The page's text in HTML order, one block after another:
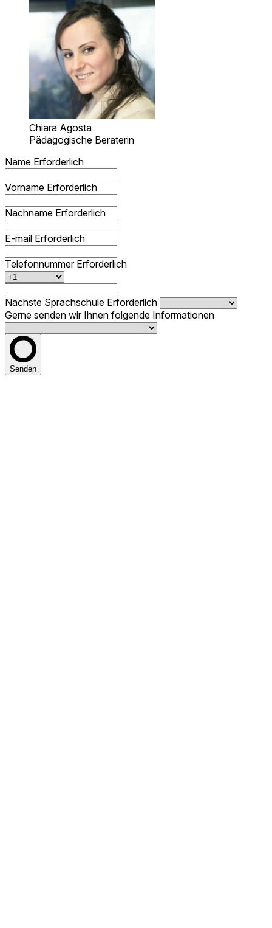
Chiara Agosta
Pädagogische Beraterin
Name Erforderlich
Vorname Erforderlich
Nachname Erforderlich
E-mail Erforderlich
Telefonnummer Erforderlich
Nächste Sprachschule Erforderlich
Gerne senden wir Ihnen folgende Informationen
Senden